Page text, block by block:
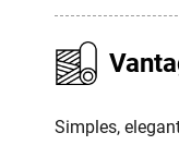
Simples,